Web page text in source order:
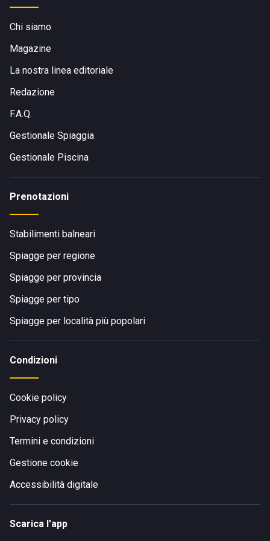
Chi siamo
Magazine
La nostra linea editoriale
Redazione
F.A.Q.
Gestionale Spiaggia
Gestionale Piscina
Prenotazioni
Stabilimenti balneari
Spiagge per regione
Spiagge per provincia
Spiagge per tipo
Spiagge per località più popolari
Condizioni
Cookie policy
Privacy policy
Termini e condizioni
Gestione cookie
Accessibilità digitale
Scarica l'app